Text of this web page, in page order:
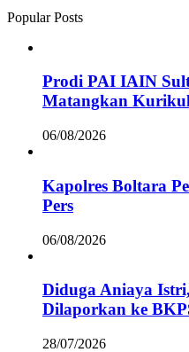
Popular Posts
Prodi PAI IAIN
Matangkan
06/08/2026
Kapolres Boltara
Pers
06/08/2026
Diduga Aniaya
Dilaporkan ke
28/07/2026